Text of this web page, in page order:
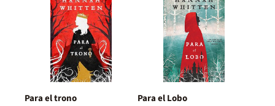
Para el trono Para el Lobo